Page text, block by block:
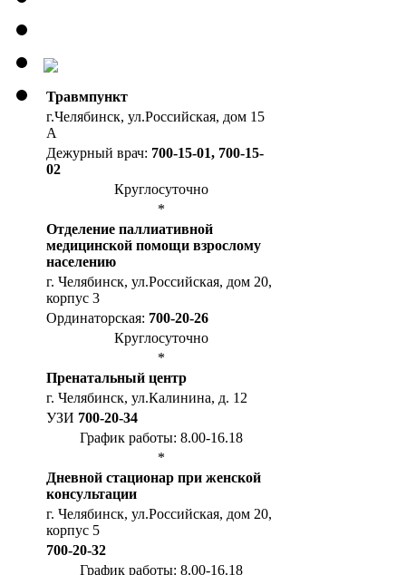
Травмпункт
г.Челябинск, ул.Российская, дом 15
А
Дежурный врач: 700-15-01, 700-15-
02
Круглосуточно
*
Отделение паллиативной
медицинской помощи взрослому
населению
г. Челябинск, ул.Российская, дом 20,
корпус 3
Ординаторская: 700-20-26
Круглосуточно
*
Пренатальный центр
г. Челябинск, ул.Калинина, д. 12
УЗИ 700-20-34
График работы: 8.00-16.18
*
Дневной стационар при женской
консультации
г. Челябинск, ул.Российская, дом 20,
корпус 5
700-20-32
График работы: 8.00-16.18